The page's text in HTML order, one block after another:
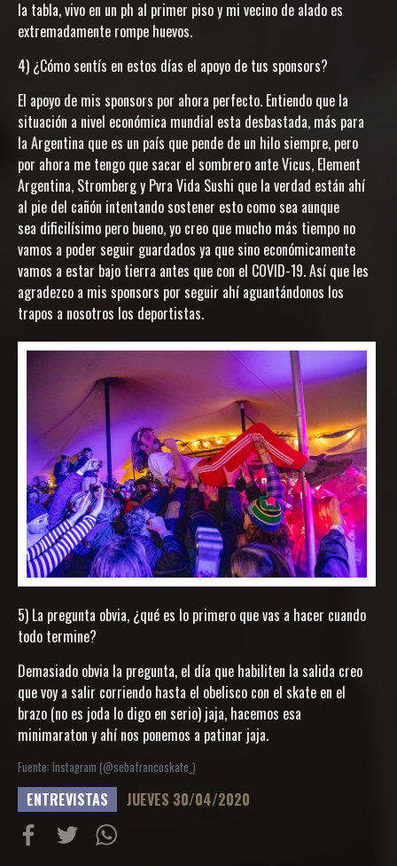
la tabla, vivo en un ph al primer piso y mi vecino de alado es
extremadamente rompe huevos.
4) ¿Cómo sentís en estos días el apoyo de tus sponsors?
El apoyo de mis sponsors por ahora perfecto. Entiendo que la
situación a nivel económica mundial esta desbastada, más para
la Argentina que es un país que pende de un hilo siempre, pero
por ahora me tengo que sacar el sombrero ante Vicus, Element
Argentina, Stromberg y Pvra Vida Sushi que la verdad están ahí
al pie del cañón intentando sostener esto como sea aunque
sea dificilísimo pero bueno, yo creo que mucho más tiempo no
vamos a poder seguir guardados ya que sino económicamente
vamos a estar bajo tierra antes que con el COVID-19. Así que les
agradezco a mis sponsors por seguir ahí aguantándonos los
trapos a nosotros los deportistas.
5) La pregunta obvia, ¿qué es lo primero que vas a hacer cuando
todo termine?
Demasiado obvia la pregunta, el día que habiliten la salida creo
que voy a salir corriendo hasta el obelisco con el skate en el
brazo (no es joda lo digo en serio) jaja, hacemos esa
minimaraton y ahí nos ponemos a patinar jaja.
Fuente: Instagram (@sebafrancoskate_)
ENTREVISTAS JUEVES 30/04/2020